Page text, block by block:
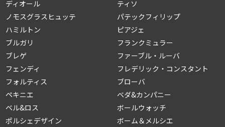
ディオール
ティソ
ノモスグラスヒュッテ
パテックフィリップ
ハミルトン
ピアジェ
ブルガリ
フランクミュラー
ブレゲ
ファーブル・ルーバ
フェンディ
フレデリック・コンスタント
フォルティス
ブローバ
ペキニエ
ベダ&カンパニー
ベル&ロス
ボールウォッチ
ポルシェデザイン
ボーム＆メルシエ